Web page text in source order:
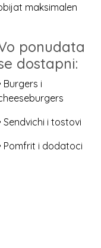
maksimalen
ponudata
dostapni:
Burgers i
Sendvichi i tostovi
Pomfrit i dodatoci